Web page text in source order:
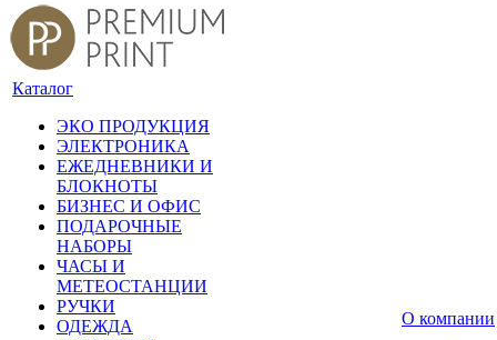
Каталог
ЭКО ПРОДУКЦИЯ
ЭЛЕКТРОНИКА
ЕЖЕДНЕВНИКИ И
БЛОКНОТЫ
БИЗНЕС И ОФИС
ПОДАРОЧНЫЕ
НАБОРЫ
ЧАСЫ И
МЕТЕОСТАНЦИИ
РУЧКИ
ОДЕЖДА
О компании